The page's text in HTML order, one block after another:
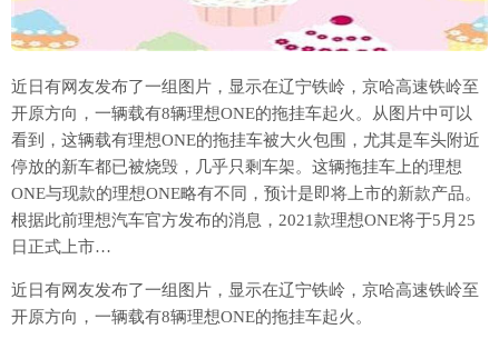
近日有网友发布了一组图片，显示在辽宁铁岭，京哈高速铁岭至
开原方向，一辆载有8辆理想ONE的拖挂车起火。从图片中可以
看到，这辆载有理想ONE的拖挂车被大火包围，尤其是车头附近
停放的新车都已被烧毁，几乎只剩车架。这辆拖挂车上的理想
ONE与现款的理想ONE略有不同，预计是即将上市的新款产品。
根据此前理想汽车官方发布的消息，2021款理想ONE将于5月25
日正式上市…
近日有网友发布了一组图片，显示在辽宁铁岭，京哈高速铁岭至
开原方向，一辆载有8辆理想ONE的拖挂车起火。